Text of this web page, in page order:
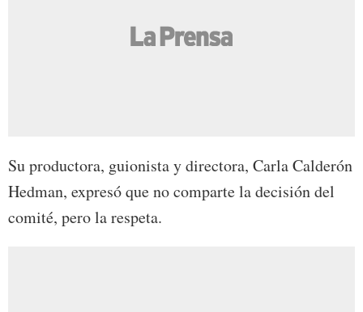
Su productora, guionista y directora, Carla Calderón
Hedman, expresó que no comparte la decisión del
comité, pero la respeta.